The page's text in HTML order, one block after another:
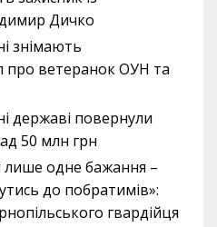
Дичко
знімають
про ветеранок ОУН та
державі повернули
50 млн грн
лише одне бажання –
до побратимів»:
гвардійця